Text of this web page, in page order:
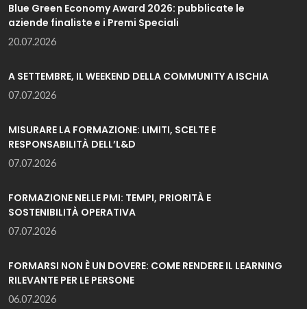
Blue Green Economy Award 2026: pubblicate le
aziende finaliste e i Premi Speciali
20.07.2026
A SETTEMBRE, IL WEEKEND DELLA COMMUNITY A ISCHIA
07.07.2026
MISURARE LA FORMAZIONE: LIMITI, SCELTE E
RESPONSABILITÀ DELL’L&D
07.07.2026
FORMAZIONE NELLE PMI: TEMPI, PRIORITÀ E
SOSTENIBILITÀ OPERATIVA
07.07.2026
FORMARSI NON È UN DOVERE: COME RENDERE IL LEARNING
RILEVANTE PER LE PERSONE
06.07.2026